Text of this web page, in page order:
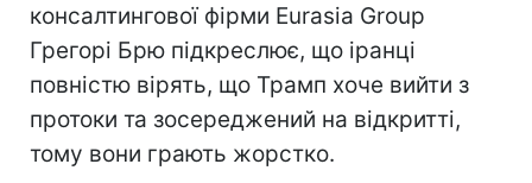
консалтингової фірми Eurasia Group
Грегорі Брю підкреслює, що іранці
повністю вірять, що Трамп хоче вийти з
протоки та зосереджений на відкритті,
тому вони грають жорстко.